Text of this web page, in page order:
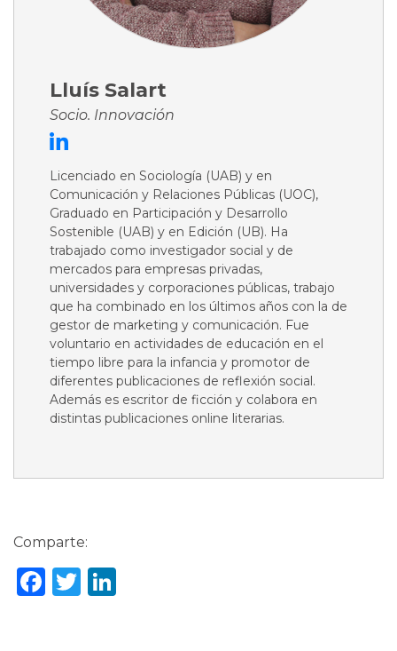
Lluís Salart
Socio. Innovación
Licenciado en Sociología (UAB) y en
Comunicación y Relaciones Públicas (UOC),
Graduado en Participación y Desarrollo
Sostenible (UAB) y en Edición (UB). Ha
trabajado como investigador social y de
mercados para empresas privadas,
universidades y corporaciones públicas, trabajo
que ha combinado en los últimos años con la de
gestor de marketing y comunicación. Fue
voluntario en actividades de educación en el
tiempo libre para la infancia y promotor de
diferentes publicaciones de reflexión social.
Además es escritor de ficción y colabora en
distintas publicaciones online literarias.
Comparte:
Facebook
Twitter